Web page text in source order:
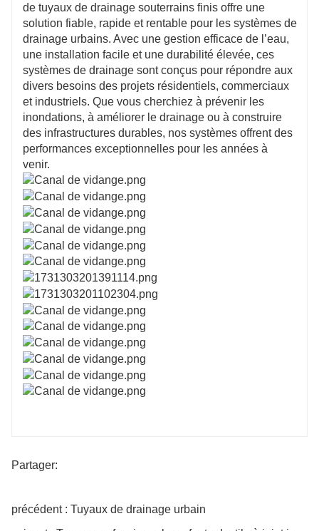
de tuyaux de drainage souterrains finis offre une
solution fiable, rapide et rentable pour les systèmes de
drainage urbains. Avec une gestion efficace de l’eau,
une installation facile et une durabilité élevée, ces
systèmes de drainage sont conçus pour répondre aux
divers besoins des projets résidentiels, commerciaux
et industriels. Que vous cherchiez à prévenir les
inondations, à améliorer le drainage ou à construire
des infrastructures durables, nos systèmes offrent des
performances exceptionnelles pour les années à
venir.
Partager:
précédent : Tuyaux de drainage urbain